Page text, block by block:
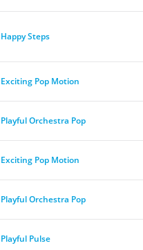
Happy Steps
Exciting Pop Motion
Playful Orchestra Pop
Exciting Pop Motion
Playful Orchestra Pop
Playful Pulse